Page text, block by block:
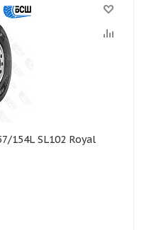
154L SL102 Royal